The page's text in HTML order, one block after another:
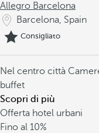
Allegro Barcelona
Barcelona, Spain
Consigliato
Nel centro città
buffet
Scopri di più
Offerta hotel urbani
Fino al 10%